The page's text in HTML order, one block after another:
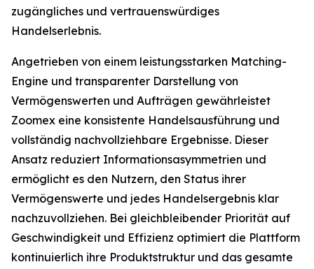
zugängliches und vertrauenswürdiges
Handelserlebnis.
Angetrieben von einem leistungsstarken Matching-
Engine und transparenter Darstellung von
Vermögenswerten und Aufträgen gewährleistet
Zoomex eine konsistente Handelsausführung und
vollständig nachvollziehbare Ergebnisse. Dieser
Ansatz reduziert Informationsasymmetrien und
ermöglicht es den Nutzern, den Status ihrer
Vermögenswerte und jedes Handelsergebnis klar
nachzuvollziehen. Bei gleichbleibender Priorität auf
Geschwindigkeit und Effizienz optimiert die Plattform
kontinuierlich ihre Produktstruktur und das gesamte